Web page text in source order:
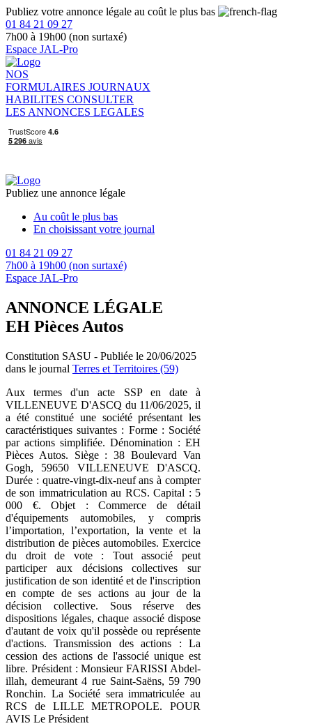
Publiez votre annonce légale au coût le plus bas
01 84 21 09 27
7h00 à 19h00 (non surtaxé)
Espace JAL-Pro
NOS
FORMULAIRES JOURNAUX
HABILITES CONSULTER
LES ANNONCES LEGALES
Publiez une annonce légale
Au coût le plus bas
En choisissant votre journal
01 84 21 09 27
7h00 à 19h00 (non surtaxé)
Espace JAL-Pro
ANNONCE LÉGALE
EH Pièces Autos
Constitution SASU - Publiée le 20/06/2025
dans le journal Terres et Territoires (59)
Aux termes d'un acte SSP en date à
VILLENEUVE D'ASCQ du 11/06/2025, il
a été constitué une société présentant les
caractéristiques suivantes : Forme : Société
par actions simplifiée. Dénomination : EH
Pièces Autos. Siège : 38 Boulevard Van
Gogh, 59650 VILLENEUVE D'ASCQ.
Durée : quatre-vingt-dix-neuf ans à compter
de son immatriculation au RCS. Capital : 5
000 €. Objet : Commerce de détail
d'équipements automobiles, y compris
l’importation, l’exportation, la vente et la
distribution de pièces automobiles. Exercice
du droit de vote : Tout associé peut
participer aux décisions collectives sur
justification de son identité et de l'inscription
en compte de ses actions au jour de la
décision collective. Sous réserve des
dispositions légales, chaque associé dispose
d'autant de voix qu'il possède ou représente
d'actions. Transmission des actions : La
cession des actions de l'associé unique est
libre. Président : Monsieur FARISSI Abdel-
illah, demeurant 4 rue Saint-Saëns, 59 790
Ronchin. La Société sera immatriculée au
RCS de LILLE METROPOLE. POUR
AVIS Le Président